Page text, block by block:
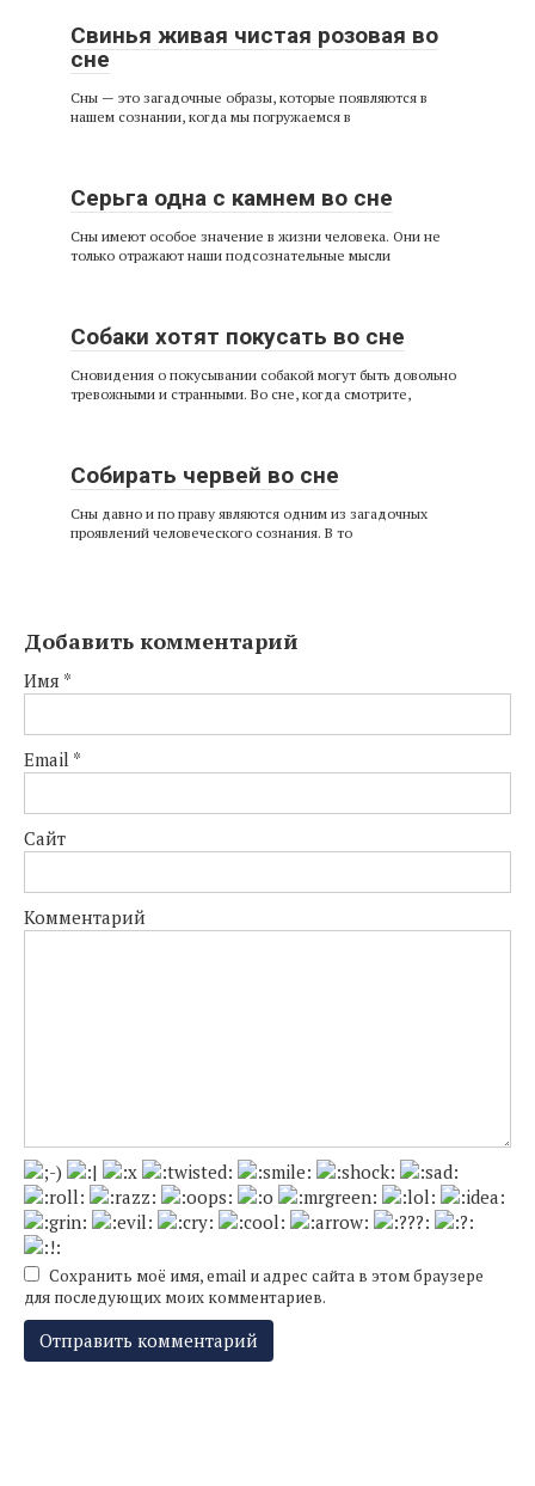
Свинья живая чистая розовая во
сне
Сны — это загадочные образы, которые появляются в
нашем сознании, когда мы погружаемся в
Серьга одна с камнем во сне
Сны имеют особое значение в жизни человека. Они не
только отражают наши подсознательные мысли
Собаки хотят покусать во сне
Сновидения о покусывании собакой могут быть довольно
тревожными и странными. Во сне, когда смотрите,
Собирать червей во сне
Сны давно и по праву являются одним из загадочных
проявлений человеческого сознания. В то
Добавить комментарий
Имя *
Email *
Сайт
Комментарий
Сохранить моё имя, email и адрес сайта в этом браузере
для последующих моих комментариев.